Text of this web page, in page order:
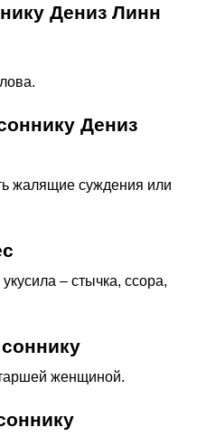
Дениз Линн
Дениз
жалящие суждения или
– стычка, ссора,
женщиной.